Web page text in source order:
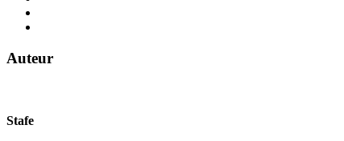
Auteur
Stafe